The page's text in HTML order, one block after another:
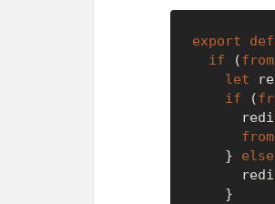
export
if (from
let
if (
from
    }
else